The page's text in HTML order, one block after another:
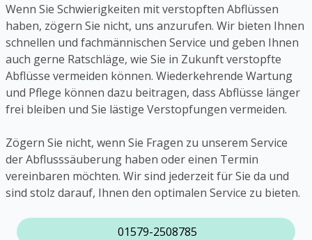
Wenn Sie Schwierigkeiten mit verstopften Abflüssen
haben, zögern Sie nicht, uns anzurufen. Wir bieten Ihnen
schnellen und fachmännischen Service und geben Ihnen
auch gerne Ratschläge, wie Sie in Zukunft verstopfte
Abflüsse vermeiden können. Wiederkehrende Wartung
und Pflege können dazu beitragen, dass Abflüsse länger
frei bleiben und Sie lästige Verstopfungen vermeiden.
Zögern Sie nicht, wenn Sie Fragen zu unserem Service
der Abflusssäuberung haben oder einen Termin
vereinbaren möchten. Wir sind jederzeit für Sie da und
sind stolz darauf, Ihnen den optimalen Service zu bieten.
01579-2508785